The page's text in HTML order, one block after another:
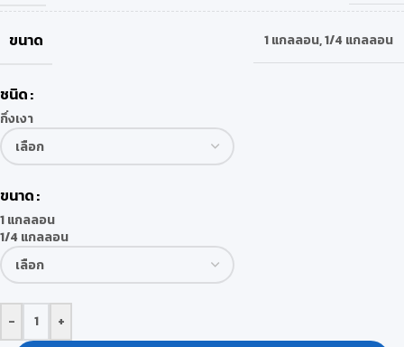
ขนาด 1 แกลลอน,1/4 แกลลอน
ชนิด
กึ่งเงา
ขนาด
1 แกลลอน
1/4 แกลลอน
-
+